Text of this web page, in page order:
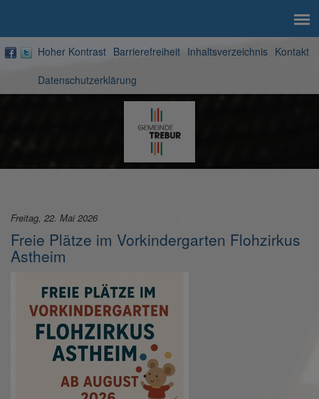
Hoher Kontrast Barrierefreiheit Inhaltsverzeichnis Kontakt
Datenschutzerklärung
Zur
Startseite
Freitag, 22. Mai 2026
Freie Plätze im Vorkindergarten Flohzirkus
Astheim